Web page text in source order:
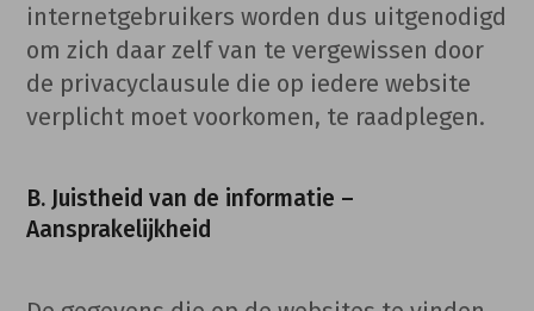
internetgebruikers worden dus uitgenodigd
om zich daar zelf van te vergewissen door
de privacyclausule die op iedere website
verplicht moet voorkomen, te raadplegen.
B. Juistheid van de informatie –
Aansprakelijkheid